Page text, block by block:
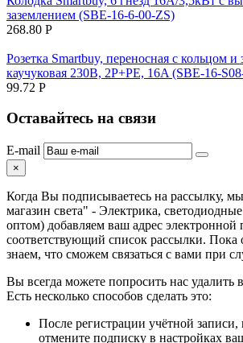
заземлением (SBE-16-6-00-ZS)
268.80 Р
Розетка Smartbuy, переносная с кольцом
каучуковая 230В, 2P+PE, 16A (SBE-16-
99.72 Р
Оставайтесь на связи
E-mail
×
Когда Вы подписываетесь на рассылку,
магазин света" - Электрика,
оптом) добавляем ваш адрес электронной
соответствующий список рассылки. Пока
знаем, что сможем связаться с вами при
Вы всегда можете попросить нас удалить
Есть несколько способов сделать это:
После регистрации учётной записи,
отмените подписку в настройках